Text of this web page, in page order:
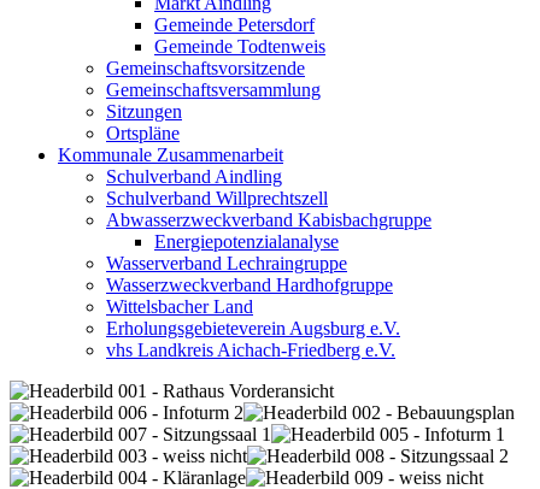
Gemeinde Petersdorf
Gemeinde Todtenweis
Gemeinschaftsvorsitzende
Gemeinschaftsversammlung
Sitzungen
Ortspläne
Kommunale Zusammenarbeit
Schulverband Aindling
Schulverband Willprechtszell
Abwasserzweckverband Kabisbachgruppe
Energiepotenzialanalyse
Wasserverband Lechraingruppe
Wasserzweckverband Hardhofgruppe
Wittelsbacher Land
Erholungsgebieteverein Augsburg e.V.
vhs Landkreis Aichach-Friedberg e.V.